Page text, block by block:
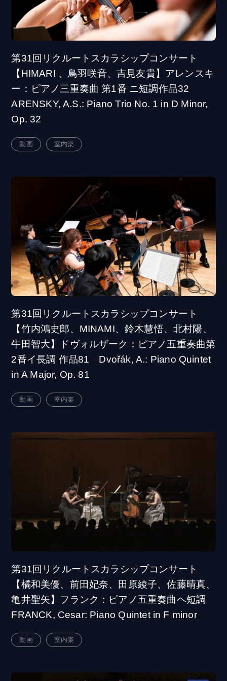
第31回リクルートスカラシップコンサート
【HIMARI 、鳥羽咲音、吉見友貴】アレンスキ
ー：ピアノ三重奏曲 第1番 ニ短調作品32
ARENSKY, A.S.: Piano Trio No. 1 in D Minor,
Op. 32
動画 室内楽
第31回リクルートスカラシップコンサート
【竹内鴻史郎、MINAMI、鈴木慧悟、北村陽、
牛田智大】ドヴォルザーク：ピアノ五重奏曲第
2番イ長調 作品81 Dvořák, A.: Piano Quintet
in A Major, Op. 81
動画 室内楽
第31回リクルートスカラシップコンサート
【橘和美優、前田妃奈、田原綾子、佐藤晴真、
亀井聖矢】フランク：ピアノ五重奏曲ヘ短調
FRANCK, Cesar: Piano Quintet in F minor
動画 室内楽